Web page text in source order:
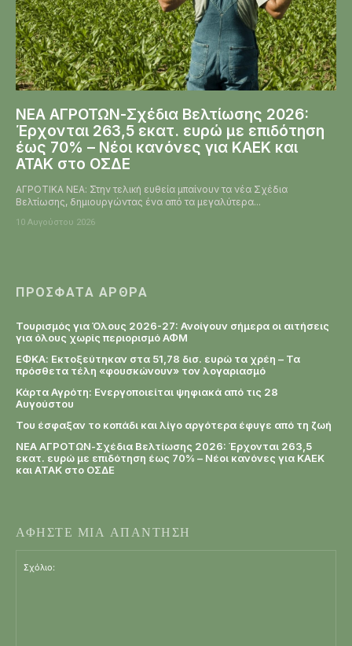
ΝΕΑ ΑΓΡΟΤΩΝ-Σχέδια Βελτίωσης 2026:
Έρχονται 263,5 εκατ. ευρώ με επιδότηση
έως 70% – Νέοι κανόνες για ΚΑΕΚ και
ΑΤΑΚ στο ΟΣΔΕ
ΑΓΡΟΤΙΚΑ ΝΕΑ: Στην τελική ευθεία μπαίνουν τα νέα Σχέδια
Βελτίωσης, δημιουργώντας ένα από τα μεγαλύτερα...
10 Αυγούστου 2026
ΠΡΌΣΦΑΤΑ ΆΡΘΡΑ
Τουρισμός για Όλους 2026-27: Ανοίγουν σήμερα οι αιτήσεις
για όλους χωρίς περιορισμό ΑΦΜ
ΕΦΚΑ: Εκτοξεύτηκαν στα 51,78 δισ. ευρώ τα χρέη – Τα
πρόσθετα τέλη «φουσκώνουν» τον λογαριασμό
Κάρτα Αγρότη: Ενεργοποιείται ψηφιακά από τις 28
Αυγούστου
Του έσφαξαν το κοπάδι και λίγο αργότερα έφυγε από τη ζωή
ΝΕΑ ΑΓΡΟΤΩΝ-Σχέδια Βελτίωσης 2026: Έρχονται 263,5
εκατ. ευρώ με επιδότηση έως 70% – Νέοι κανόνες για ΚΑΕΚ
και ΑΤΑΚ στο ΟΣΔΕ
ΑΦΗΣΤΕ ΜΙΑ ΑΠΑΝΤΗΣΗ